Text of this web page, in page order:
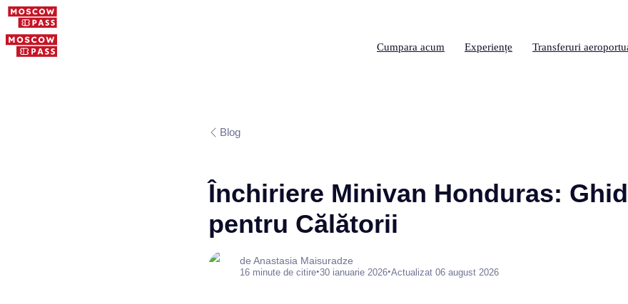
Cumpara acum Experiențe Transferuri
Blog
Închiriere Minivan Honduras:
pentru Călătorii
de Anastasia Maisuradze
16 minute de citire•30 ianuarie 2026•Actualizat 06 august 2026